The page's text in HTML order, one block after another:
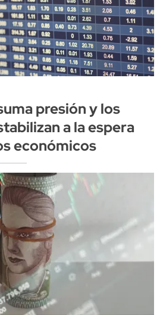
presión y los
a la espera
económicos